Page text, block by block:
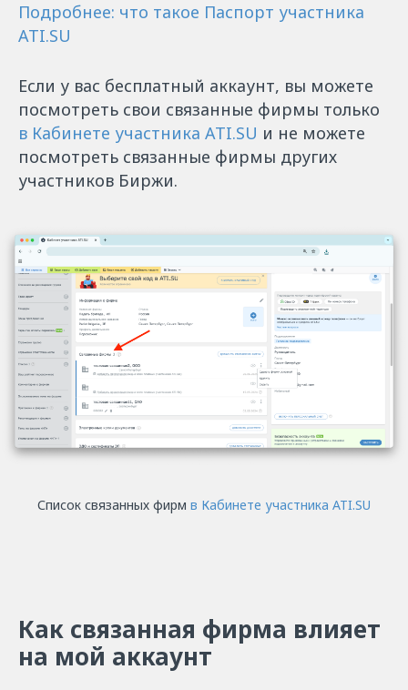
Подробнее: что такое Паспорт участника
ATI.SU
Если у вас бесплатный аккаунт, вы можете
посмотреть свои связанные фирмы только
в Кабинете участника ATI.SU и не можете
посмотреть связанные фирмы других
участников Биржи.
Список связанных фирм в Кабинете участника ATI.SU
Как связанная фирма влияет
на мой аккаунт